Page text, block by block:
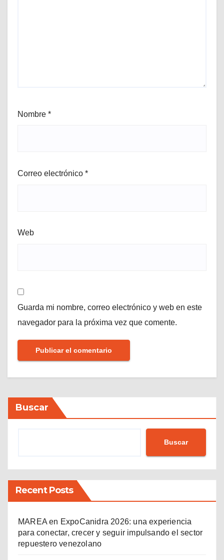
Nombre *
Correo electrónico *
Web
Guarda mi nombre, correo electrónico y web en este
navegador para la próxima vez que comente.
Buscar
Buscar
Recent Posts
MAREA en ExpoCanidra 2026: una experiencia
para conectar, crecer y seguir impulsando el sector
repuestero venezolano